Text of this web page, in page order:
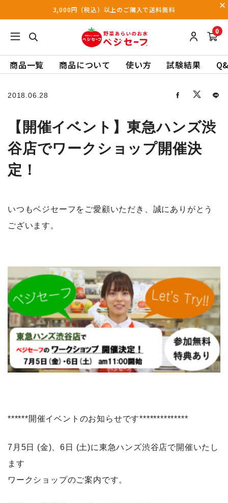
3,000円（税込）以上のご購入で送料無料
0
商品一覧 商品について 使い方 試験結果
2018.06.28
【開催イベント】東急ハンズ渋
谷店でワークショップ開催決
定！
いつもベジセーフをご愛顧いただき、誠にありがとう
ございます。
******開催イベントのお知らせです**************
7月5日 (金)、6日 (土)に東急ハンズ渋谷店で開催いたし
ます
ワークショップのご案内です。